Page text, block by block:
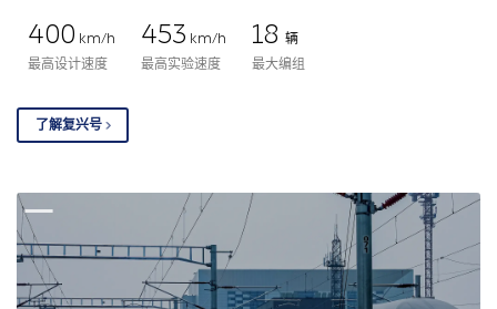
400 km/h
最高设计速度
453 km/h
最高实验速度
18 辆
最大编组
了解复兴号